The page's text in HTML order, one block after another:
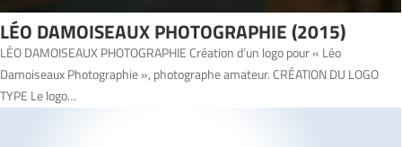
LÉO DAMOISEAUX PHOTOGRAPHIE (2015)
LÉO DAMOISEAUX PHOTOGRAPHIE Création d’un logo pour « Léo
Damoiseaux Photographie », photographe amateur. CRÉATION DU LOGO
TYPE Le logo…